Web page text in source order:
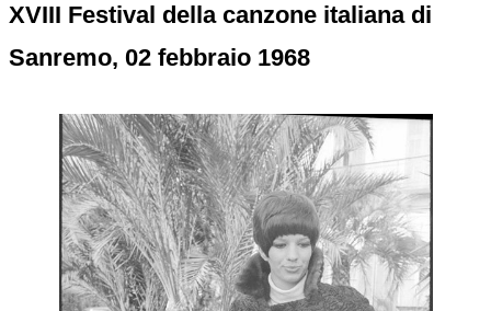
XVIII Festival della canzone italiana di
Sanremo, 02 febbraio 1968